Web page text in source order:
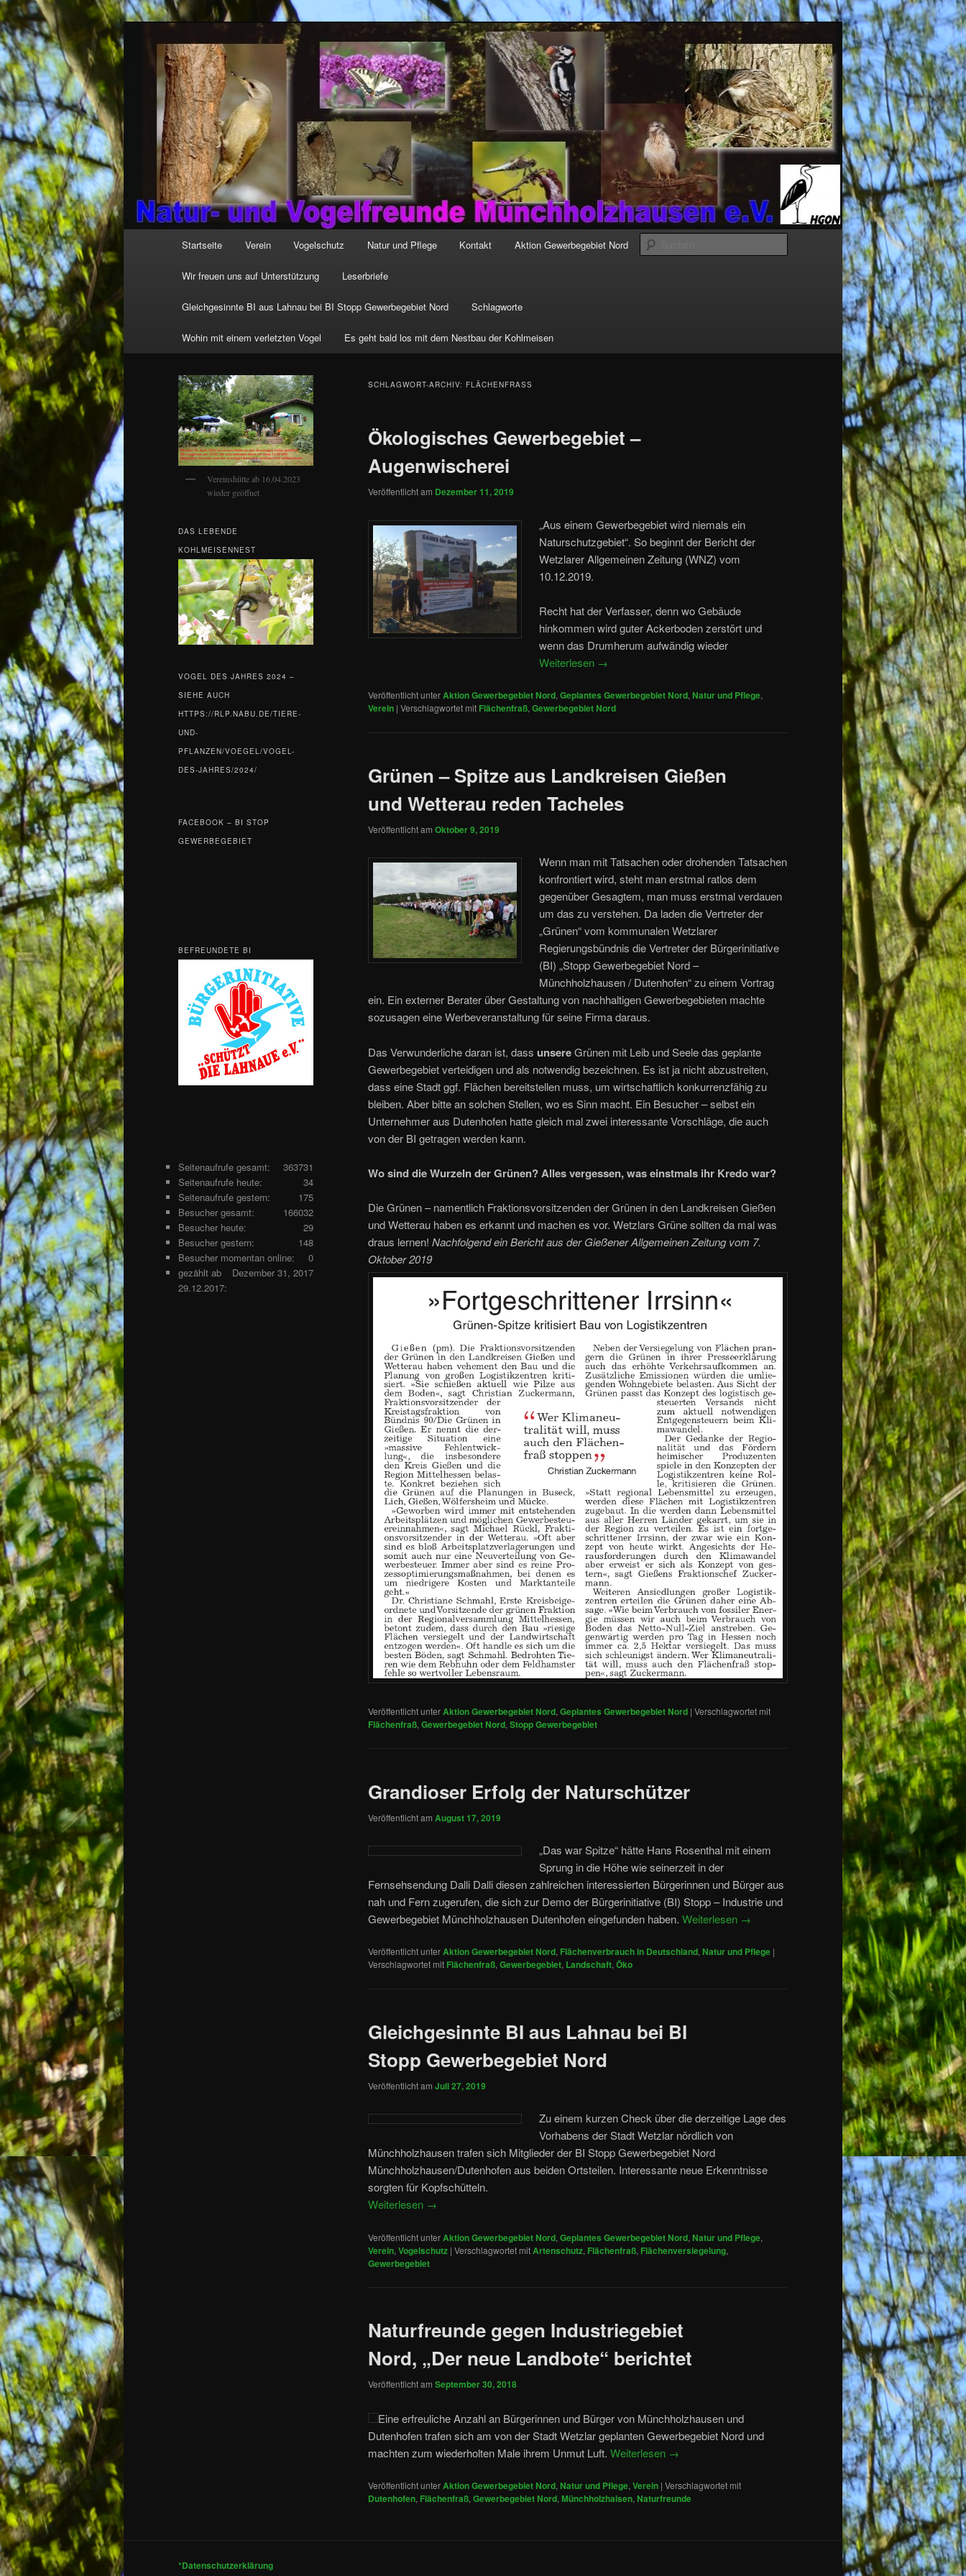
Zum
primären
Inhalt
springen
Zum
sekundären
Inhalt
springen
http://natur-und-vogelfreunde-muenchholzhausen.de/wp-content/uploads/2017/12/cropped-
HGON_logo.jpg
Startseite Verein Vogelschutz Natur und Pflege Kontakt Aktion Gewerbegebiet Nord
Wir freuen uns auf Unterstützung Leserbriefe
Gleichgesinnte BI aus Lahnau bei BI Stopp Gewerbegebiet Nord Schlagworte
Wohin mit einem verletzten Vogel Es geht bald los mit dem Nestbau der Kohlmeisen
SCHLAGWORT-ARCHIV: FLÄCHENFRASS
Ökologisches Gewerbegebiet –
Augenwischerei
Veröffentlicht am Dezember 11, 2019
„Aus einem Gewerbegebiet wird niemals ein
Naturschutzgebiet“. So beginnt der Bericht der
Wetzlarer Allgemeinen Zeitung (WNZ) vom
10.12.2019.
Recht hat der Verfasser, denn wo Gebäude
hinkommen wird guter Ackerboden zerstört und
wenn das Drumherum aufwändig wieder
Weiterlesen →
Veröffentlicht unterAktion Gewerbegebiet Nord, Geplantes Gewerbegebiet Nord, Natur und Pflege,
Verein | Verschlagwortet mit Flächenfraß, Gewerbegebiet Nord
Grünen – Spitze aus Landkreisen Gießen
und Wetterau reden Tacheles
Veröffentlicht am Oktober 9, 2019
Wenn man mit Tatsachen oder drohenden Tatsachen
konfrontiert wird, steht man erstmal ratlos dem
gegenüber Gesagtem, man muss erstmal verdauen
um das zu verstehen. Da laden die Vertreter der
„Grünen“ vom kommunalen Wetzlarer
Regierungsbündnis die Vertreter der Bürgerinitiative
(BI) „Stopp Gewerbegebiet Nord –
Münchholzhausen / Dutenhofen“ zu einem Vortrag
ein. Ein externer Berater über Gestaltung von nachhaltigen Gewerbegebieten machte
sozusagen eine Werbeveranstaltung für seine Firma daraus.
Das Verwunderliche daran ist, dass unsereGrünen mit Leib und Seele das geplante
Gewerbegebiet verteidigen und als notwendig bezeichnen. Es ist ja nicht abzustreiten,
dass eine Stadt ggf. Flächen bereitstellen muss, um wirtschaftlich konkurrenzfähig zu
bleiben. Aber bitte an solchen Stellen, wo es Sinn macht. Ein Besucher – selbst ein
Unternehmer aus Dutenhofen hatte gleich mal zwei interessante Vorschläge, die auch
von der BI getragen werden kann.
Wo sind die Wurzeln der Grünen? Alles vergessen, was einstmals ihr Kredo war?
Die Grünen – namentlich Fraktionsvorsitzenden der Grünen in den Landkreisen Gießen
und Wetterau haben es erkannt und machen es vor. Wetzlars Grüne sollten da mal was
draus lernen! Nachfolgend ein Bericht aus der Gießener Allgemeinen Zeitung vom 7.
Oktober 2019
Veröffentlicht unterAktion Gewerbegebiet Nord, Geplantes Gewerbegebiet Nord | Verschlagwortet mit
Flächenfraß, Gewerbegebiet Nord, Stopp Gewerbegebiet
Grandioser Erfolg der Naturschützer
Veröffentlicht am August 17, 2019
„Das war Spitze“ hätte Hans Rosenthal mit einem
Sprung in die Höhe wie seinerzeit in der
Fernsehsendung Dalli Dalli diesen zahlreichen interessierten Bürgerinnen und Bürger aus
nah und Fern zugerufen, die sich zur Demo der Bürgerinitiative (BI) Stopp – Industrie und
Gewerbegebiet Münchholzhausen Dutenhofen eingefunden haben. Weiterlesen →
Veröffentlicht unterAktion Gewerbegebiet Nord, Flächenverbrauch in Deutschland, Natur und Pflege |
Verschlagwortet mit Flächenfraß, Gewerbegebiet, Landschaft, Öko
Gleichgesinnte BI aus Lahnau bei BI
Stopp Gewerbegebiet Nord
Veröffentlicht am Juli 27, 2019
Zu einem kurzen Check über die derzeitige Lage des
Vorhabens der Stadt Wetzlar nördlich von
Münchholzhausen trafen sich Mitglieder der BI Stopp Gewerbegebiet Nord
Münchholzhausen/Dutenhofen aus beiden Ortsteilen. Interessante neue Erkenntnisse
sorgten für Kopfschütteln.
Weiterlesen →
Veröffentlicht unterAktion Gewerbegebiet Nord, Geplantes Gewerbegebiet Nord, Natur und Pflege,
Verein, Vogelschutz | Verschlagwortet mitArtenschutz, Flächenfraß, Flächenversiegelung,
Gewerbegebiet
Naturfreunde gegen Industriegebiet
Nord, „Der neue Landbote“ berichtet
Veröffentlicht am September 30, 2018
Eine erfreuliche Anzahl an Bürgerinnen und Bürger von Münchholzhausen und
Dutenhofen trafen sich am von der Stadt Wetzlar geplanten Gewerbegebiet Nord und
machten zum wiederholten Male ihrem Unmut Luft. Weiterlesen →
Veröffentlicht unterAktion Gewerbegebiet Nord, Natur und Pflege, Verein | Verschlagwortet mit
Dutenhofen, Flächenfraß, Gewerbegebiet Nord, Münchholzhaisen, Naturfreunde
Vereinshütte ab 16.04.2023
wieder geöffnet
DAS LEBENDE
KOHLMEISENNEST
VOGEL DES JAHRES 2024 –
SIEHE AUCH
HTTPS://RLP.NABU.DE/TIERE-
UND-
PFLANZEN/VOEGEL/VOGEL-
DES-JAHRES/2024/
FACEBOOK – BI STOP
GEWERBEGEBIET
BEFREUNDETE BI
363731
Seitenaufrufe gesamt:
34
Seitenaufrufe heute:
175
Seitenaufrufe gestern:
166032
Besucher gesamt:
29
Besucher heute:
148
Besucher gestern:
0
Besucher momentan online:
Dezember 31, 2017
gezählt ab
29.12.2017:
*Datenschutzerklärung